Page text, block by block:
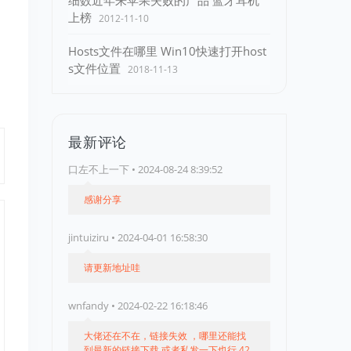
上榜 2012-11-10
Hosts文件在哪里 Win10快速打开host
s文件位置 2018-11-13
最新评论
口左不上一下 • 2024-08-24 8:39:52
感谢分享
jintuiziru • 2024-04-01 16:58:30
请更新地址哇
wnfandy • 2024-02-22 16:18:46
大佬还在不在，链接失效 ，哪里还能找